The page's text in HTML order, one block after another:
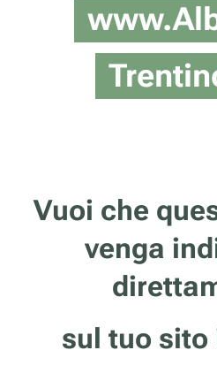
Vuoi che
venga
sul tuo sito